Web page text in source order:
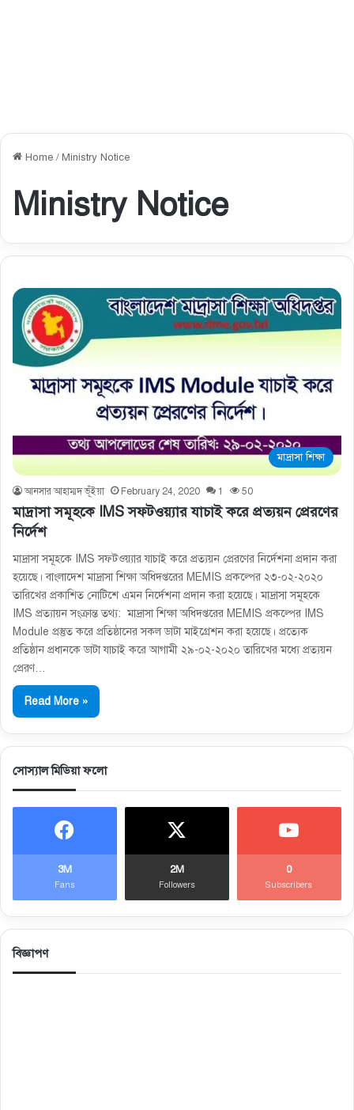
Home /Ministry Notice
Ministry Notice
মাদ্রাসা শিক্ষা
আনসার আহাম্মদ ভূঁইয়া February 24, 2020 1 50
মাদ্রাসা সমূহকে IMS সফটওয়্যার যাচাই করে প্রত্যয়ন প্রেরণের
নির্দেশ
মাদ্রাসা সমূহকে IMS সফটওয়্যার যাচাই করে প্রত্যয়ন প্রেরণের নির্দেশনা প্রদান করা
হয়েছে। বাংলাদেশ মাদ্রাসা শিক্ষা অধিদপ্তরের MEMIS প্রকল্পের ২৩-০২-২০২০
তারিখের প্রকাশিত নোটিশে এমন নির্দেশনা প্রদান করা হয়েছে। মাদ্রাসা সমূহকে
IMS প্রত্যায়ন সংক্রান্ত তথ্য: মাদ্রাসা শিক্ষা অধিদপ্তরের MEMIS প্রকল্পের IMS
Module প্রস্তুত করে প্রতিষ্ঠানের সকল ডাটা মাইগ্রেশন করা হয়েছে। প্রত্যেক
প্রতিষ্ঠান প্রধানকে ডাটা যাচাই করে আগামী ২৯-০২-২০২০ তারিখের মধ্যে প্রত্যয়ন
প্রেরণ…
Read More »
সোস্যাল মিডিয়া ফলো
3M
Fans
2M
Followers
0
Subscribers
বিজ্ঞাপণ